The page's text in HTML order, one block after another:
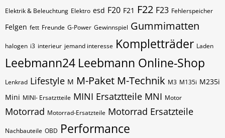
Elektrik & Beleuchtung Elektro esd F20 F21 F22 F23 Fehlerspeicher
Felgen fett Freunde G-Power Gewinnspiel Gummimatten
halogen i3 interieur jemand interesse Kompletträder Laden
Leebmann24 Leebmann Online-Shop
Lenkrad Lifestyle M M-Paket M-Technik M3 M135i M235i
Mini MINI- Ersatztteile MINI Ersatztteile MNI Motor
Motorrad Motorrad-Ersatzteile Motorrad Ersatzteile
Nachbauteile OBD Performance